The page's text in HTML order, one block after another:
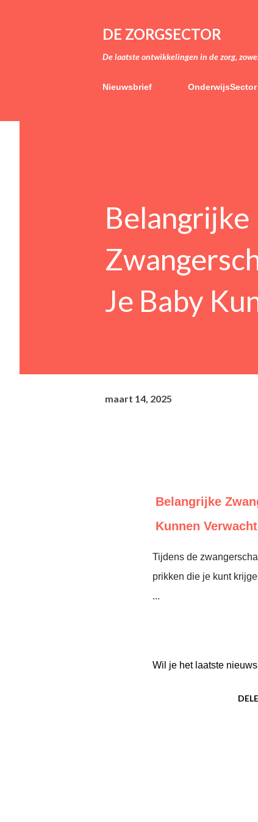
DE ZORGSECTOR
De laatste ontwikkelingen in de zorg,
Nieuwsbrief OnderwijsSector
Belangrijke
Je Baby
maart 14, 2025
Belangrijke
Kunnen
Tijdens de
prikken die je kunt
...
Wil je het laatste